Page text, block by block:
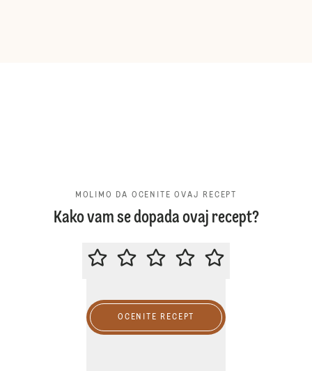
MOLIMO DA OCENITE OVAJ RECEPT
Kako vam se dopada ovaj recept?
MOLIMO DA OCENITE OVAJ
OCENITE RECEPT